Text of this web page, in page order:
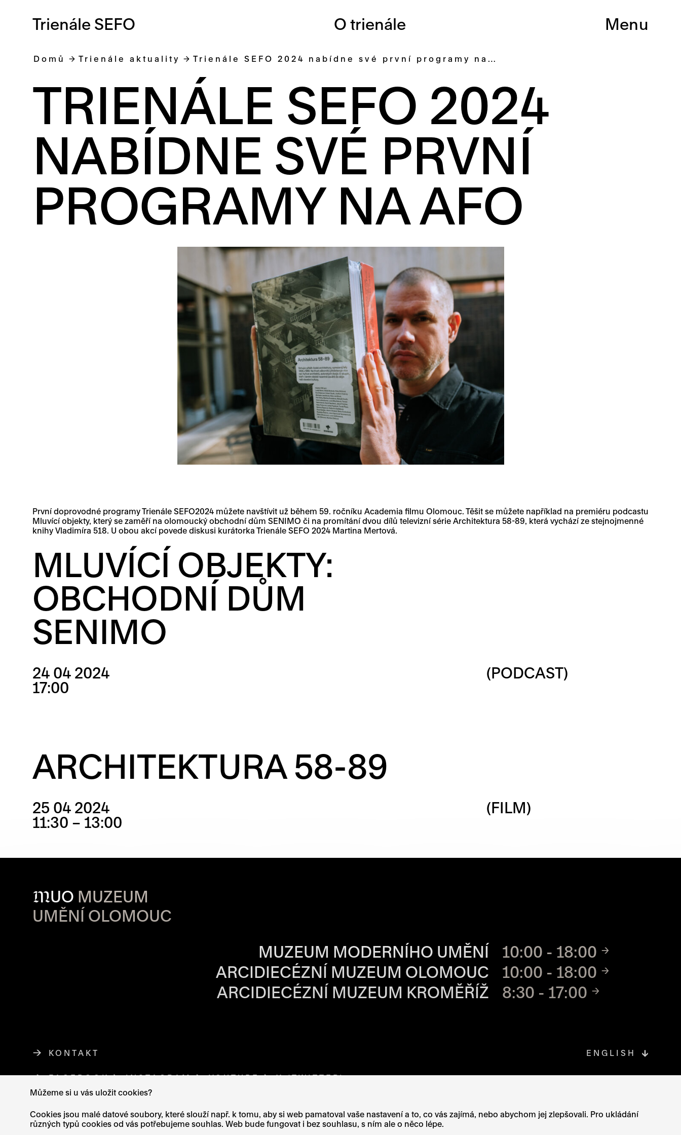
Trienále SEFO O trienále Menu
Můžeme si u vás uložit cookies?
Cookies jsou malé datové soubory, které slouží např. k tomu, aby si web pamatoval vaše nastavení a to, co vás zajímá, nebo abychom jej zlepšovali. Pro ukládání
různých typů cookies od vás potřebujeme souhlas. Web bude fungovat i bez souhlasu, s ním ale o něco lépe.
Domů Trienále aktuality Trienále SEFO 2024 nabídne své první programy na…
TRIENÁLE SEFO 2024
NABÍDNE SVÉ PRVNÍ
PROGRAMY NA AFO
První doprovodné programy Trienále SEFO2024 můžete navštívit už během 59. ročníku Academia filmu Olomouc. Těšit se můžete například na premiéru podcastu
Mluvící objekty, který se zaměří na olomoucký obchodní dům SENIMO či na promítání dvou dílů televizní série Architektura 58-89, která vychází ze stejnojmenné
knihy Vladimíra 518. U obou akcí povede diskusi kurátorka Trienále SEFO 2024 Martina Mertová.
MLUVÍCÍ OBJEKTY:
OBCHODNÍ DŮM
SENIMO
24 04 2024
17:00
(PODCAST)
ARCHITEKTURA 58-89
25 04 2024
11:30 – 13:00
(FILM)
MUO MUZEUM
UMĚNÍ OLOMOUC
OTVÍRACÍ DOBA JEDNOTLIVÝCH MÍST
MUZEUM MODERNÍHO UMĚNÍ
10:00 - 18:00
ARCIDIECÉZNÍ MUZEUM OLOMOUC
10:00 - 18:00
ARCIDIECÉZNÍ MUZEUM KROMĚŘÍŽ
8:30 - 17:00
KONTAKT
FACEBOOKODKAZ SE OTEVŘE NA NOVÉ STRÁNCE
INSTAGRAMODKAZ SE OTEVŘE NA NOVÉ STRÁNCE
YOUTUBEODKAZ SE OTEVŘE NA NOVÉ STRÁNCE
X (TWITTER)ODKAZ SE OTEVŘE NA NOVÉ STRÁNCE
ENGLISH